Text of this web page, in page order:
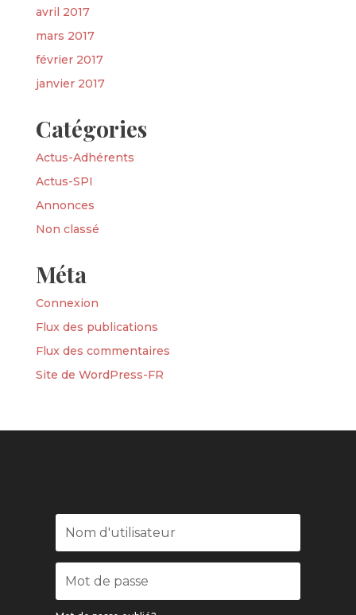
avril 2017
mars 2017
février 2017
janvier 2017
Catégories
Actus-Adhérents
Actus-SPI
Annonces
Non classé
Méta
Connexion
Flux des publications
Flux des commentaires
Site de WordPress-FR